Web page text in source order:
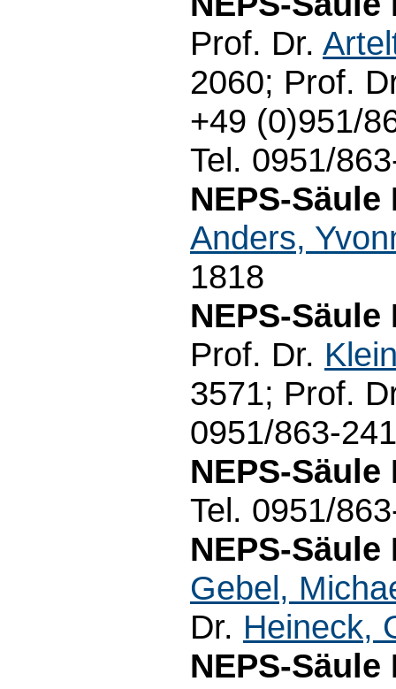
Prof. Dr.
2060; Prof.
+49 (0)951/
Tel. 0951/
NEPS-
Anders,
1818
NEPS-
Prof. Dr.
3571; Prof.
0951/863-
NEPS-
Tel. 0951/
NEPS-
Gebel,
Dr. Heineck,
NEPS-